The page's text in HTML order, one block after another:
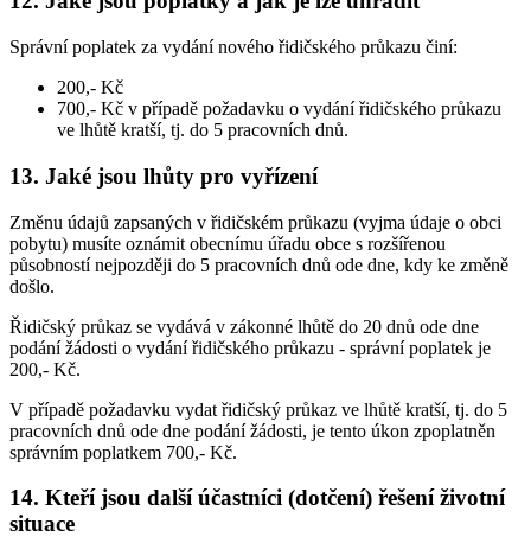
Správní poplatek za vydání nového řidičského průkazu činí:
200,- Kč
700,- Kč v případě požadavku o vydání řidičského průkazu
ve lhůtě kratší, tj. do 5 pracovních dnů.
13. Jaké jsou lhůty pro vyřízení
Změnu údajů zapsaných v řidičském průkazu (vyjma údaje o obci
pobytu) musíte oznámit obecnímu úřadu obce s rozšířenou
působností nejpozději do 5 pracovních dnů ode dne, kdy ke změně
došlo.
Řidičský průkaz se vydává v zákonné lhůtě do 20 dnů ode dne
podání žádosti o vydání řidičského průkazu - správní poplatek je
200,- Kč.
V případě požadavku vydat řidičský průkaz ve lhůtě kratší, tj. do 5
pracovních dnů ode dne podání žádosti, je tento úkon zpoplatněn
správním poplatkem 700,- Kč.
14. Kteří jsou další účastníci (dotčení) řešení životní
situace